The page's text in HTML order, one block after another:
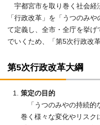
宇都宮市を取り巻く社会経
「行政改革」を「うつのみ
て定義し、全市・全庁を挙
でいくため、「第5次行政改
第5次行政改革大綱
策定の目的
「うつのみやの持続的
巻く様々な変化やリスク